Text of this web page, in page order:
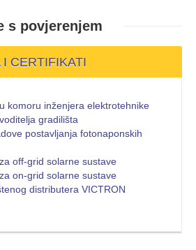
s povjerenjem
CERTIFIKATI
komoru inženjera elektrotehnike
gradilišta
postavljanja fotonaponskih
off-grid solarne sustave
on-grid solarne sustave
distributera VICTRON